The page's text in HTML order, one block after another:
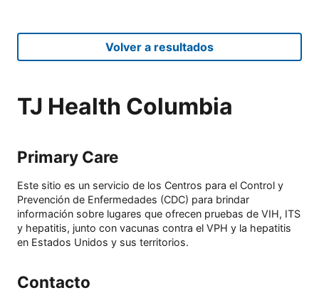
Volver a resultados
TJ Health Columbia
Primary Care
Este sitio es un servicio de los Centros para el Control y
Prevención de Enfermedades (CDC) para brindar
información sobre lugares que ofrecen pruebas de VIH, ITS
y hepatitis, junto con vacunas contra el VPH y la hepatitis
en Estados Unidos y sus territorios.
Contacto